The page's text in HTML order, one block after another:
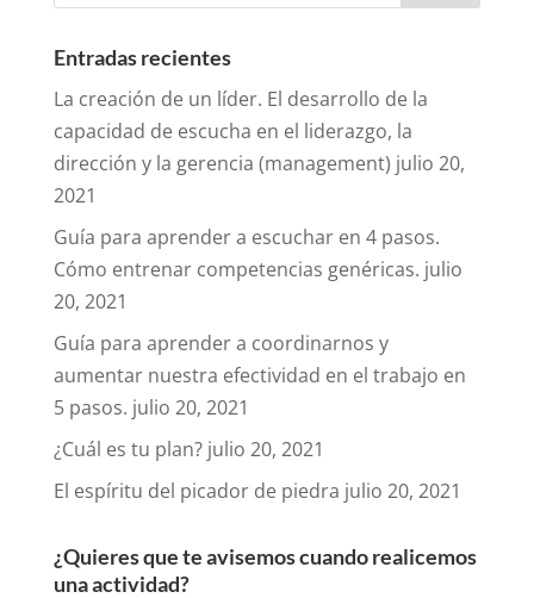
Entradas recientes
La creación de un líder. El desarrollo de la
capacidad de escucha en el liderazgo, la
dirección y la gerencia (management) julio 20,
2021
Guía para aprender a escuchar en 4 pasos.
Cómo entrenar competencias genéricas. julio
20, 2021
Guía para aprender a coordinarnos y
aumentar nuestra efectividad en el trabajo en
5 pasos. julio 20, 2021
¿Cuál es tu plan? julio 20, 2021
El espíritu del picador de piedra julio 20, 2021
¿Quieres que te avisemos cuando realicemos
una actividad?